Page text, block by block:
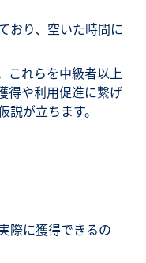
おり、空いた時間に
これらを中級者以上
得や利用促進に繋げ
が立ちます。
際に獲得できるの